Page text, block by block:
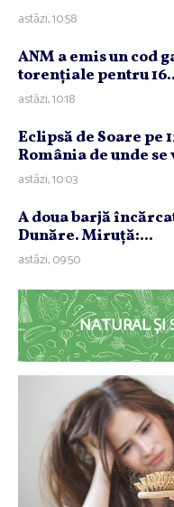
astăzi, 10:58
ANM a emis un cod
torenţiale pentru
astăzi, 10:18
Eclipsă de Soare pe
România de unde se
astăzi, 10:03
A doua barjă
Dunăre. Miruţă:...
astăzi, 09:50
NATURAL ȘI